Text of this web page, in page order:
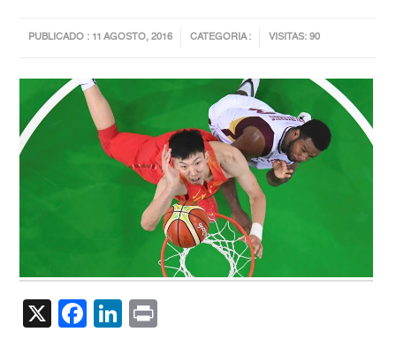
PUBLICADO : 11 AGOSTO, 2016 CATEGORIA : VISITAS: 90
X Facebook
LinkedIn